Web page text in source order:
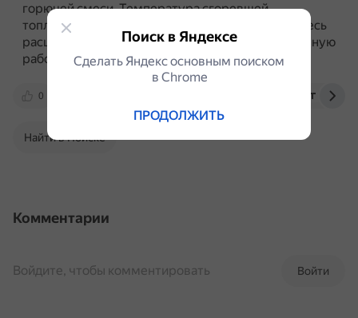
горючей смеси.Температура сгоревшей
топливовоздушной смеси резко возрастает, смесь
расширяется, толкая поршень и совершая полезную
работу.
0
Найти в Поиске
Комментарии
Войти
Войдите, чтобы комментировать
Поиск в Яндексе
Сделать Яндекс основным поиском
в Сhrome
ПРОДОЛЖИТЬ